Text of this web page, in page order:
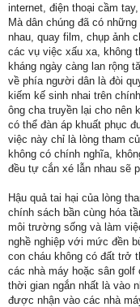
internet, điện thoại cầm
Mà dân chúng đã có
nhau, quay film, chụp ảnh
các vụ việc xấu xa, không
kháng ngày càng lan rộng
về phía người dân là đòi
kiếm kế sinh nhai trên
ông cha truyền lại cho nên
có thể đàn áp khuất phục
việc này chỉ là lòng tham
không có chính nghĩa,
đều tự cắn xé lẫn nhau sẽ
Hậu quả tai hại của lòng
chính sách bần cùng hóa
môi trường sống và làm
nghề nghiệp với mức đền
con cháu không có đất trở
các nhà máy hoặc sân golf
thời gian ngắn nhất là vào
được nhận vào các nhà